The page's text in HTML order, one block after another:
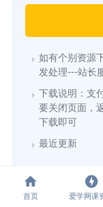
如有个别资源
发处理---站长
下载说明：支
要关闭页面，
下载即可
最近更新
首页 爱学网课